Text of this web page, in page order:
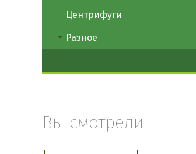
Центрифуги
Разное
Вы смотрели